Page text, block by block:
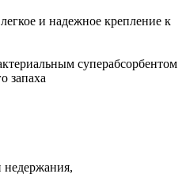
и надежное крепление к
суперабсорбентом
запаха
недержания,